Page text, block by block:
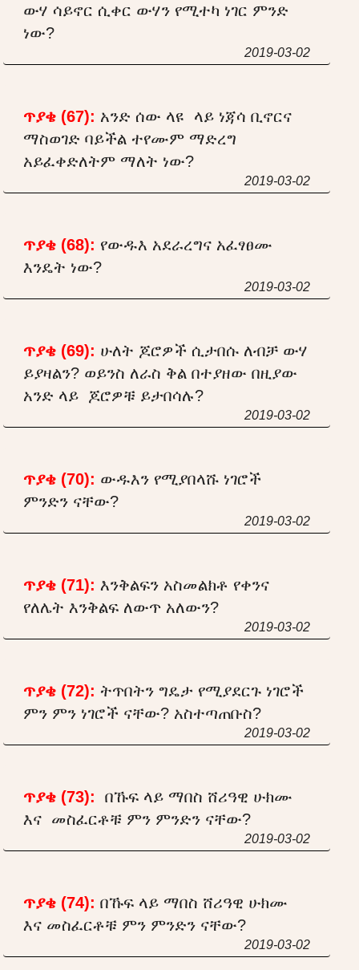
ውሃ ሳይኖር ሲቀር ውሃን የሚተካ ነገር ምንድ
ነው?
2019-03-02
ጥያቄ (67): አንድ ሰው ላዩ ላይ ነጃሳ ቢኖርና
ማስወገድ ባይችል ተየሙም ማድረግ
አይፈቀድለትም ማለት ነው?
2019-03-02
ጥያቄ (68): የውዱእ አደራረግና አፈፃፀሙ
እንዴት ነው?
2019-03-02
ጥያቄ (69): ሁለት ጆሮዎች ሲታበሱ ለብቻ ውሃ
ይያዛልን? ወይንስ ለራስ ቅል በተያዘው በዚያው
አንድ ላይ ጆሮዎቹ ይታበሳሉ?
2019-03-02
ጥያቄ (70): ውዱእን የሚያበላሹ ነገሮች
ምንድን ናቸው?
2019-03-02
ጥያቄ (71): እንቅልፍን አስመልክቶ የቀንና
የለሌት እንቅልፍ ለውጥ አለውን?
2019-03-02
ጥያቄ (72): ትጥበትን ግዴታ የሚያደርጉ ነገሮች
ምን ምን ነገሮች ናቸው? አስተጣጠቡስ?
2019-03-02
ጥያቄ (73):
በኹፍ ላይ ማበስ ሸሪዓዊ ሁክሙ
እና መስፈርቶቹ ምን ምንድን ናቸው?
2019-03-02
ጥያቄ (74): በኹፍ ላይ ማበስ ሸሪዓዊ ሁክሙ
እና መስፈርቶቹ ምን ምንድን ናቸው?
2019-03-02